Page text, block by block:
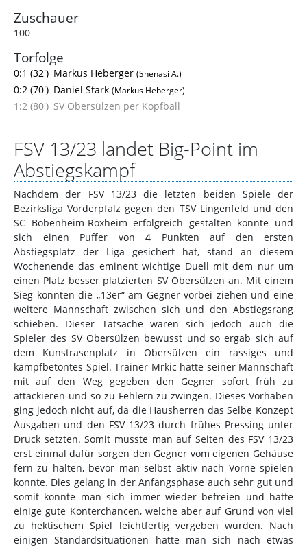
Zuschauer
100
Torfolge
0:1 (32') Markus Heberger (Shenasi A.)
0:2 (70') Daniel Stark (Markus Heberger)
1:2 (80') SV Obersülzen per Kopfball
FSV 13/23 landet Big-Point im
Abstiegskampf
Nachdem der FSV 13/23 die letzten beiden Spiele der
Bezirksliga Vorderpfalz gegen den TSV Lingenfeld und den
SC Bobenheim-Roxheim erfolgreich gestalten konnte und
sich einen Puffer von 4 Punkten auf den ersten
Abstiegsplatz der Liga gesichert hat, stand an diesem
Wochenende das eminent wichtige Duell mit dem nur um
einen Platz besser platzierten SV Obersülzen an. Mit einem
Sieg konnten die „13er“ am Gegner vorbei ziehen und eine
weitere Mannschaft zwischen sich und den Abstiegsrang
schieben. Dieser Tatsache waren sich jedoch auch die
Spieler des SV Obersülzen bewusst und so ergab sich auf
dem Kunstrasenplatz in Obersülzen ein rassiges und
kampfbetontes Spiel. Trainer Mrkic hatte seiner Mannschaft
mit auf den Weg gegeben den Gegner sofort früh zu
attackieren und so zu Fehlern zu zwingen. Dieses Vorhaben
ging jedoch nicht auf, da die Hausherren das Selbe Konzept
Ausgaben und den FSV 13/23 durch frühes Pressing unter
Druck setzten. Somit musste man auf Seiten des FSV 13/23
erst einmal dafür sorgen den Gegner vom eigenen Gehäuse
fern zu halten, bevor man selbst aktiv nach Vorne spielen
konnte. Dies gelang in der Anfangsphase auch sehr gut und
somit konnte man sich immer wieder befreien und hatte
einige gute Konterchancen, welche aber auf Grund von viel
zu hektischem Spiel leichtfertig vergeben wurden. Nach
einigen Standardsituationen hatte man sich nach etwas